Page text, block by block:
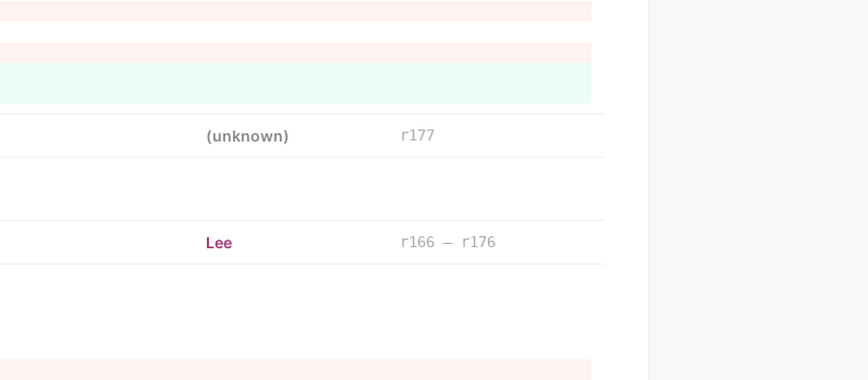
(unknown)
r177
Lee
r166 – r176